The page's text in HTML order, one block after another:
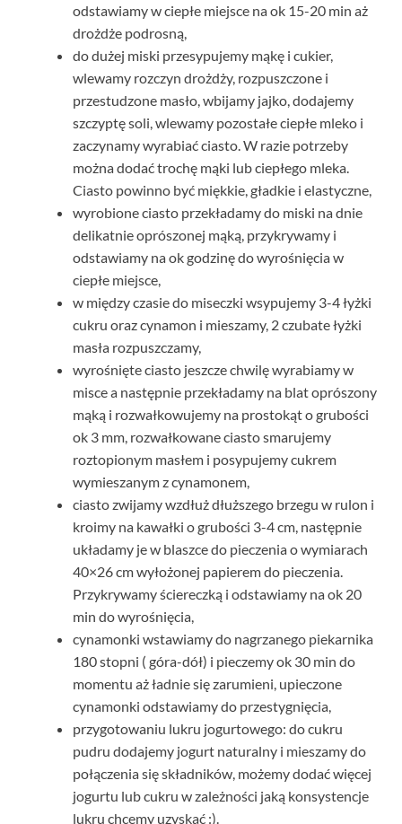
odstawiamy w ciepłe miejsce na ok 15-20 min aż
drożdże podrosną,
do dużej miski przesypujemy mąkę i cukier,
wlewamy rozczyn drożdży, rozpuszczone i
przestudzone masło, wbijamy jajko, dodajemy
szczyptę soli, wlewamy pozostałe ciepłe mleko i
zaczynamy wyrabiać ciasto. W razie potrzeby
można dodać trochę mąki lub ciepłego mleka.
Ciasto powinno być miękkie, gładkie i elastyczne,
wyrobione ciasto przekładamy do miski na dnie
delikatnie oprószonej mąką, przykrywamy i
odstawiamy na ok godzinę do wyrośnięcia w
ciepłe miejsce,
w między czasie do miseczki wsypujemy 3-4 łyżki
cukru oraz cynamon i mieszamy, 2 czubate łyżki
masła rozpuszczamy,
wyrośnięte ciasto jeszcze chwilę wyrabiamy w
misce a następnie przekładamy na blat oprószony
mąką i rozwałkowujemy na prostokąt o grubości
ok 3 mm, rozwałkowane ciasto smarujemy
roztopionym masłem i posypujemy cukrem
wymieszanym z cynamonem,
ciasto zwijamy wzdłuż dłuższego brzegu w rulon i
kroimy na kawałki o grubości 3-4 cm, następnie
układamy je w blaszce do pieczenia o wymiarach
40×26 cm wyłożonej papierem do pieczenia.
Przykrywamy ściereczką i odstawiamy na ok 20
min do wyrośnięcia,
cynamonki wstawiamy do nagrzanego piekarnika
180 stopni ( góra-dół) i pieczemy ok 30 min do
momentu aż ładnie się zarumieni, upieczone
cynamonki odstawiamy do przestygnięcia,
przygotowaniu lukru jogurtowego: do cukru
pudru dodajemy jogurt naturalny i mieszamy do
połączenia się składników, możemy dodać więcej
jogurtu lub cukru w zależności jaką konsystencje
lukru chcemy uzyskać :).